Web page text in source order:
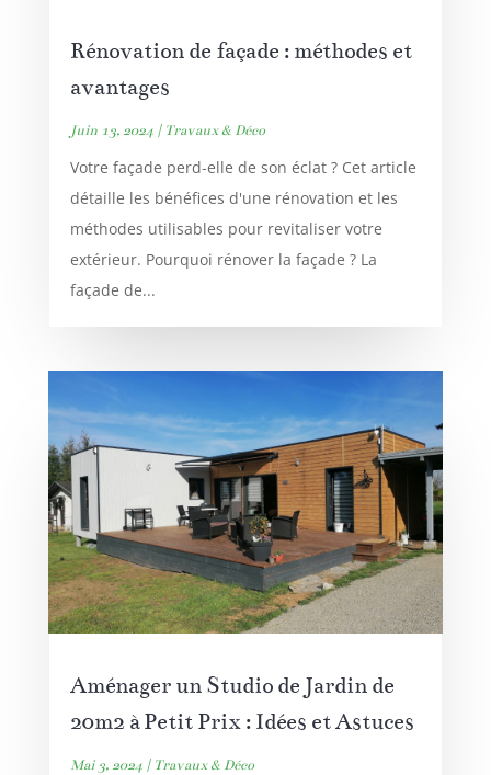
Rénovation de façade : méthodes et
avantages
Juin 13, 2024| Travaux & Déco
Votre façade perd-elle de son éclat ? Cet article
détaille les bénéfices d'une rénovation et les
méthodes utilisables pour revitaliser votre
extérieur. Pourquoi rénover la façade ? La
façade de...
Aménager un Studio de Jardin de
20m2 à Petit Prix : Idées et Astuces
Mai 3, 2024| Travaux & Déco